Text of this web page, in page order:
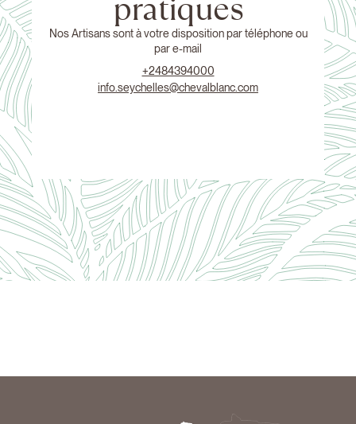
Nos Artisans sont à votre disposition par téléphone ou
par e-mail
+2484394000
info.seychelles@chevalblanc.com